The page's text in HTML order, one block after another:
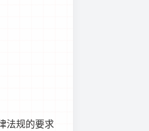
法规的要求